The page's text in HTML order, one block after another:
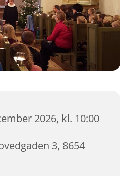
2026, kl. 10:00
3, 8654